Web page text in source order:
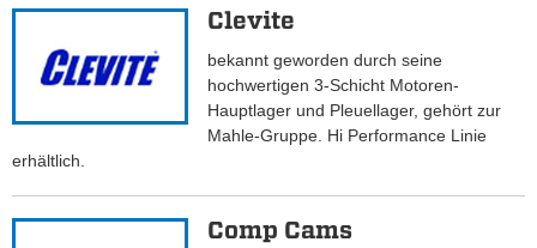
Clevite
bekannt geworden durch seine
hochwertigen 3-Schicht Motoren-
Hauptlager und Pleuellager, gehört zur
Mahle-Gruppe. Hi Performance Linie
erhältlich.
Comp Cams